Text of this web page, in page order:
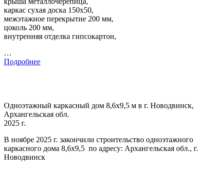
каркас сухая доска 150х50,
межэтажное перекрытие 200 мм,
цоколь 200 мм,
внутренняя отделка гипсокартон,
…
Подробнее
Одноэтажный каркасный дом 8,6х9,5 м в г. Новодвинск,
Архангельская обл.
2025 г.
В ноябре 2025 г. закончили строительство одноэтажного
каркасного дома 8,6х9,5 по адресу: Архангельская обл., г.
Новодвинск